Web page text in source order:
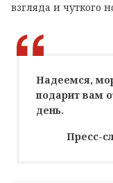
взгляда и чуткого
Надеемся,
подарит вам
день.
Пресс-